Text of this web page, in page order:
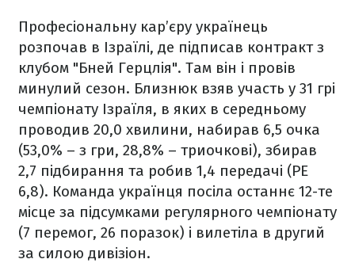
Професіональну кар’єру українець
розпочав в Ізраїлі, де підписав контракт з
клубом "Бней Герцлія". Там він і провів
минулий сезон. Близнюк взяв участь у 31 грі
чемпіонату Ізраїля, в яких в середньому
проводив 20,0 хвилини, набирав 6,5 очка
(53,0% – з гри, 28,8% – триочкові), збирав
2,7 підбирання та робив 1,4 передачі (РЕ
6,8). Команда українця посіла останнє 12-те
місце за підсумками регулярного чемпіонату
(7 перемог, 26 поразок) і вилетіла в другий
за силою дивізіон.